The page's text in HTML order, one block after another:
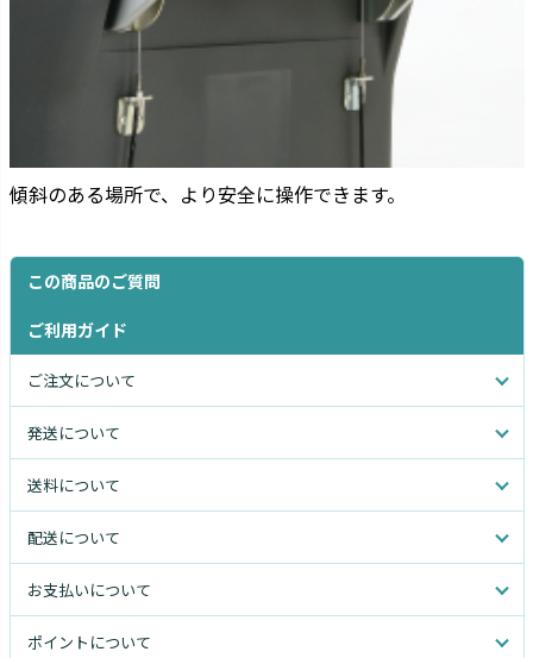
傾斜のある場所で、より安全に操作できます。
この商品のご質問
ご利用ガイド
ご注文について
発送について
送料について
配送について
お支払いについて
ポイントについて